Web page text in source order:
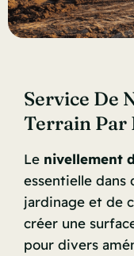
Service De
Terrain Par
Le nivellement
essentielle
jardinage et de
créer une
pour divers